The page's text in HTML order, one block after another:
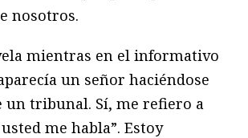
nosotros.
mientras en el informativo
un señor haciéndose
un tribunal. Sí, me refiero a
me habla”. Estoy